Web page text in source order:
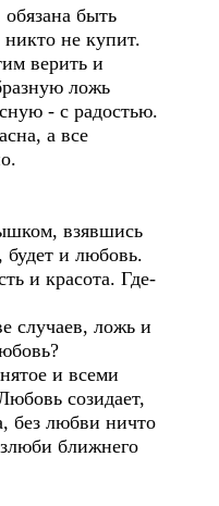
быть
никто не купит.
верить и
ложь
- с радостью.
а все
взявшись
будет и любовь.
и красота. Где-
случаев, ложь и
и всеми
созидает,
без любви ничто
ближнего